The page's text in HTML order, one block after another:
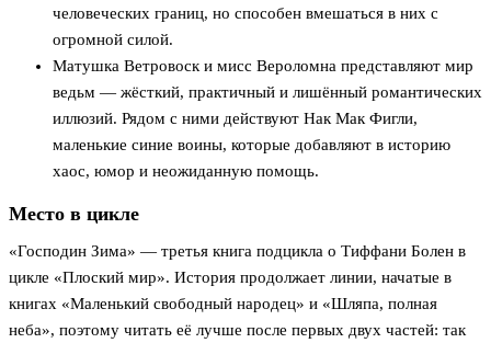
человеческих границ, но способен вмешаться в них с
огромной силой.
Матушка Ветровоск и мисс Вероломна представляют мир
ведьм — жёсткий, практичный и лишённый романтических
иллюзий. Рядом с ними действуют Нак Мак Фигли,
маленькие синие воины, которые добавляют в историю
хаос, юмор и неожиданную помощь.
Место в цикле
«Господин Зима» — третья книга подцикла о Тиффани Болен в
цикле «Плоский мир». История продолжает линии, начатые в
книгах «Маленький свободный народец» и «Шляпа, полная
неба», поэтому читать её лучше после первых двух частей: так